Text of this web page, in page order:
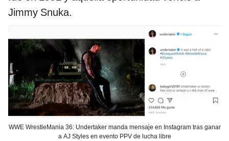
Jimmy Snuka.
WWE WrestleMania 36: Undertaker manda mensaje en Instagram tras ganar
a AJ Styles en evento PPV de lucha libre